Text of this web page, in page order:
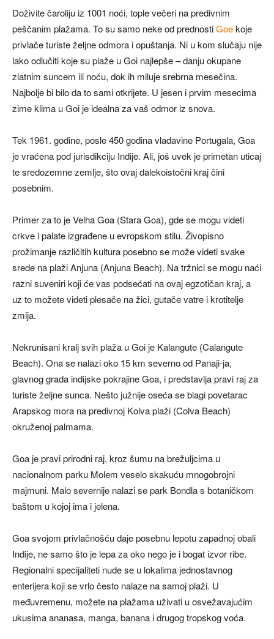
Doživite čaroliju iz 1001 noći, tople večeri na predivnim
peščanim plažama. To su samo neke od prednostiGoekoje
privlače turiste željne odmora i opuštanja. Ni u kom slučaju nije
lako odlučiti koje su plaže u Goi najlepše – danju okupane
zlatnim suncem ili noću, dok ih miluje srebrna mesečina.
Najbolje bi bilo da to sami otkrijete. U jesen i prvim mesecima
zime klima u Goi je idealna za vaš odmor iz snova.
Tek 1961. godine, posle 450 godina vladavine Portugala, Goa
je vraćena pod jurisdikciju Indije. Ali, još uvek je primetan uticaj
te sredozemne zemlje, što ovaj dalekoistočni kraj čini
posebnim.
Primer za to je Velha Goa (Stara Goa), gde se mogu videti
crkve i palate izgrađene u evropskom stilu. Živopisno
prožimanje različitih kultura posebno se može videti svake
srede na plaži Anjuna (Anjuna Beach). Na tržnici se mogu naći
razni suveniri koji će vas podsećati na ovaj egzotičan kraj, a
uz to možete videti plesače na žici, gutače vatre i krotitelje
zmija.
Nekrunisani kralj svih plaža u Goi je Kalangute (Calangute
Beach). Ona se nalazi oko 15 km severno od Panaji-ja,
glavnog grada indijske pokrajine Goa, i predstavlja pravi raj za
turiste željne sunca. Nešto južnije oseća se blagi povetarac
Arapskog mora na predivnoj Kolva plaži (Colva Beach)
okruženoj palmama.
Goa je pravi prirodni raj, kroz šumu na brežuljcima u
nacionalnom parku Molem veselo skakuću mnogobrojni
majmuni. Malo severnije nalazi se park Bondla s botaničkom
baštom u kojoj ima i jelena.
Goa svojom privlačnošću daje posebnu lepotu zapadnoj obali
Indije, ne samo što je lepa za oko nego je i bogat izvor ribe.
Regionalni specijaliteti nude se u lokalima jednostavnog
enterijera koji se vrlo često nalaze na samoj plaži. U
međuvremenu, možete na plažama uživati u osvežavajućim
ukusima ananasa, manga, banana i drugog tropskog voća.